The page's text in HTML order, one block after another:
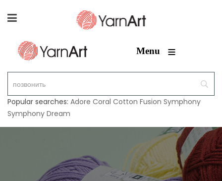
Menu ≡
Popular searches: Adore Coral Cotton Fusion Symphony
Symphony Dream